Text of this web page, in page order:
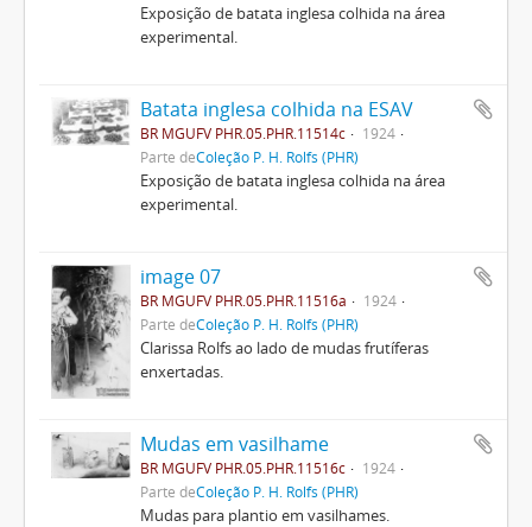
Exposição de batata inglesa colhida na área
experimental.
Batata inglesa colhida na ESAV
BR MGUFV PHR.05.PHR.11514c
1924
Parte deColeção P. H. Rolfs (PHR)
Exposição de batata inglesa colhida na área
experimental.
image 07
BR MGUFV PHR.05.PHR.11516a
1924
Parte deColeção P. H. Rolfs (PHR)
Clarissa Rolfs ao lado de mudas frutíferas
enxertadas.
Mudas em vasilhame
BR MGUFV PHR.05.PHR.11516c
1924
Parte deColeção P. H. Rolfs (PHR)
Mudas para plantio em vasilhames.